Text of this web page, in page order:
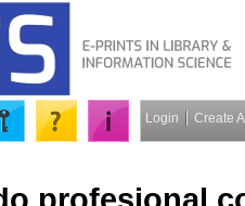
Login Create